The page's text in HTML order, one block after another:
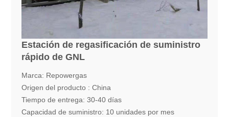
Estación de regasificación de suministro
rápido de GNL
Marca: Repowergas
Origen del producto : China
Tiempo de entrega: 30-40 días
Capacidad de suministro: 10 unidades por mes